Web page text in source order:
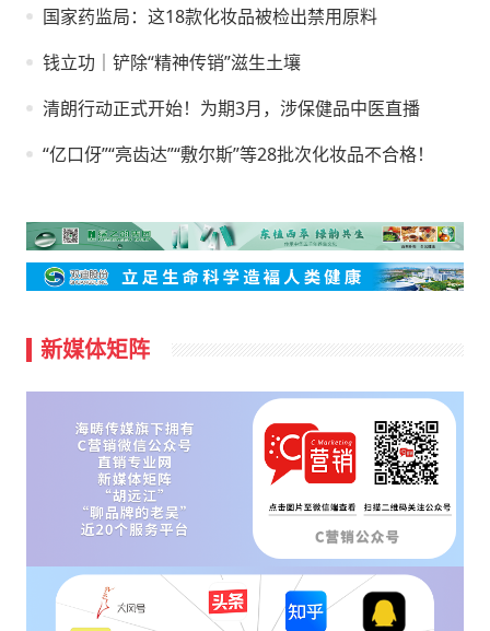
国家药监局：这18款化妆品被检出禁用原料
钱立功｜铲除“精神传销”滋生土壤
清朗行动正式开始！为期3月，涉保健品中医直播
“亿口伢”“亮齿达”“敷尔斯”等28批次化妆品不合格！
新媒体矩阵